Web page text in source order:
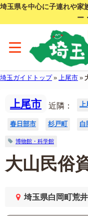
埼玉県を中心に子連れや家
ー
埼玉ガイドトップ» 上尾市 »
上尾市 近隣：
春日部市 杉戸町 白
博物館・科学館
大山民俗
埼玉県白岡町荒